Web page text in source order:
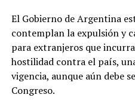
desmantelar los cárteles y
responsables de delitos
resultados.
El Gobierno de Argentina
contemplan la expulsión y
para extranjeros que
hostilidad contra el país,
vigencia, aunque aún debe
Congreso.